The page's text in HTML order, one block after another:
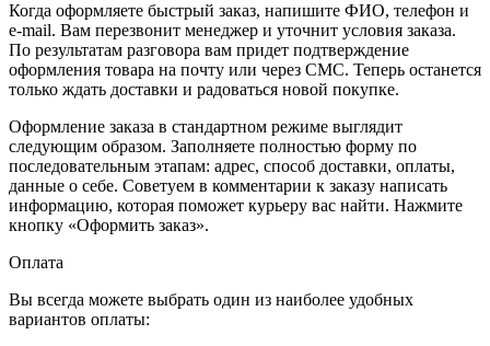
Когда оформляете быстрый заказ, напишите ФИО, телефон и
e-mail. Вам перезвонит менеджер и уточнит условия заказа.
По результатам разговора вам придет подтверждение
оформления товара на почту или через СМС. Теперь останется
только ждать доставки и радоваться новой покупке.
Оформление заказа в стандартном режиме выглядит
следующим образом. Заполняете полностью форму по
последовательным этапам: адрес, способ доставки, оплаты,
данные о себе. Советуем в комментарии к заказу написать
информацию, которая поможет курьеру вас найти. Нажмите
кнопку «Оформить заказ».
Оплата
Вы всегда можете выбрать один из наиболее удобных
вариантов оплаты: